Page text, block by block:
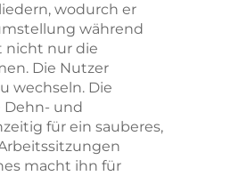
wodurch er
während
nicht nur die
Die Nutzer
wechseln. Die
Dehn- und
für ein sauberes,
macht ihn für